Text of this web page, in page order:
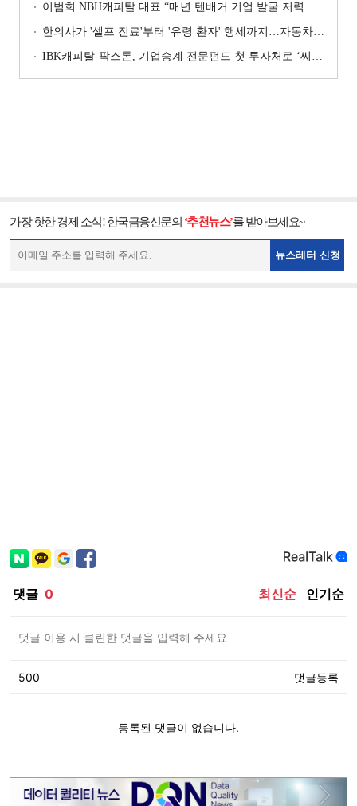
이범희 NBH캐피탈 대표 “매년 텐배거 기업 발굴 저력…올해 ROE 20% 목표”
한의사가 '셀프 진료'부터 '유령 환자' 행세까지…자동차보험 악용 심각 [경상환자 8주룰 도입 초읽기]
IBK캐피탈-팍스톤, 기업승계 전문펀드 첫 투자처로 ‘씨엠디기술단’ 낙점 [캐피탈사 돋보기]
가장 핫한 경제 소식! 한국금융신문의 ‘추천뉴스’를 받아보세요~
뉴스레터 신청